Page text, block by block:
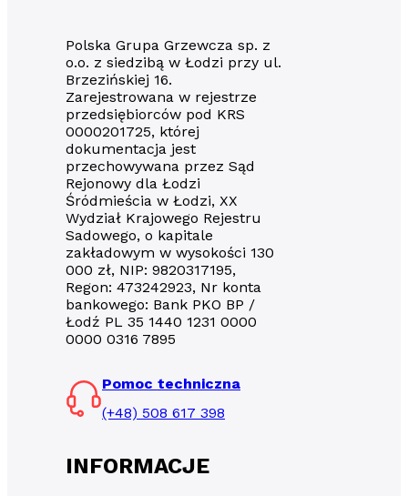
Polska Grupa Grzewcza sp. z
o.o. z siedzibą w Łodzi przy ul.
Brzezińskiej 16.
Zarejestrowana w rejestrze
przedsiębiorców pod KRS
0000201725, której
dokumentacja jest
przechowywana przez Sąd
Rejonowy dla Łodzi
Śródmieścia w Łodzi, XX
Wydział Krajowego Rejestru
Sadowego, o kapitale
zakładowym w wysokości 130
000 zł, NIP: 9820317195,
Regon: 473242923, Nr konta
bankowego: Bank PKO BP /
Łodź PL 35 1440 1231 0000
0000 0316 7895
Pomoc techniczna
(+48) 508 617 398
INFORMACJE